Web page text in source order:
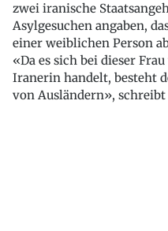
zwei iranische
Asylgesuchen angaben,
einer weiblichen Person
«Da es sich bei dieser
Iranerin handelt, besteht
von Ausländern», schreibt